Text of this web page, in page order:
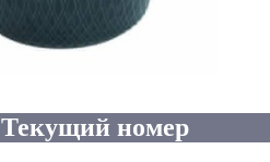
Текущий номер